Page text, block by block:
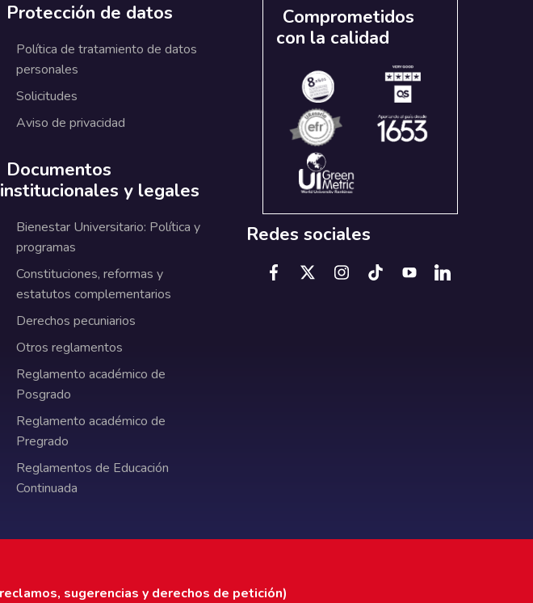
Protección de datos
Política de tratamiento de datos
personales
Solicitudes
Aviso de privacidad
Documentos
institucionales y legales
Bienestar Universitario: Política y
programas
Constituciones, reformas y
estatutos complementarios
Derechos pecuniarios
Otros reglamentos
Reglamento académico de
Posgrado
Reglamento académico de
Pregrado
Reglamentos de Educación
Continuada
Comprometidos
con la calidad
Redes sociales
sugerencias y derechos de petición)